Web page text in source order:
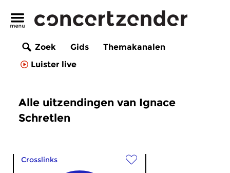
Zoek Gids
Themakanalen
Luister live
Alle uitzendingen van Ignace
Schretlen
Crosslinks